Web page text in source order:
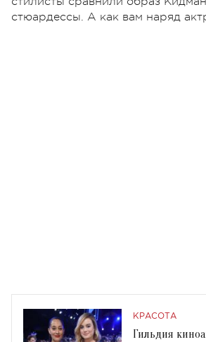
стюардессы. А как вам наряд
КРАСОТА
Гильдия